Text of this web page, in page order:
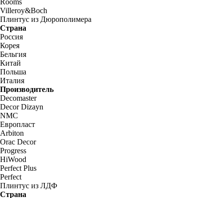
Rooms
Villeroy&Boch
Плинтус из Дюрополимера
Страна
Россия
Корея
Бельгия
Китай
Польша
Италия
Производитель
Decomaster
Decor Dizayn
NMC
Европласт
Arbiton
Orac Decor
Progress
HiWood
Perfect Plus
Perfect
Плинтус из ЛДФ
Страна